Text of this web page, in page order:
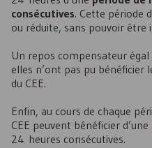
consécutives. Cette période
ou réduite, sans pouvoir être
Un repos compensateur
elles n’ont pas pu bénéficier
du CEE.
Enfin, au cours de chaque
CEE peuvent bénéficier
24 heures consécutives.